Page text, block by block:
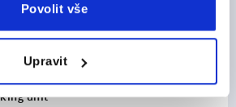
Povolit vše
Upravit
Pull handles,